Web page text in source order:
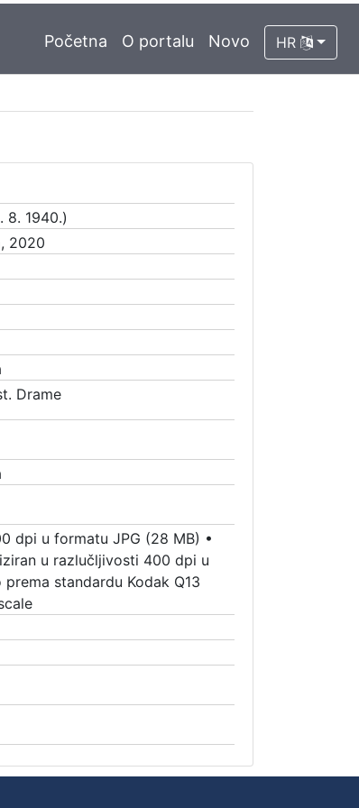
Početna O portalu Novo HR
8. 1940.)
2020
Drame
dpi u formatu JPG (28 MB) •
u razlučljivosti 400 dpi u
standardu Kodak Q13